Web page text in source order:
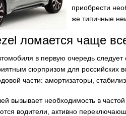
приобрести
же типичные
ломается чаще
в первую очередь следует
сюрпризом для российских
части: амортизаторы,
вызывает необходимость в
водители, активно